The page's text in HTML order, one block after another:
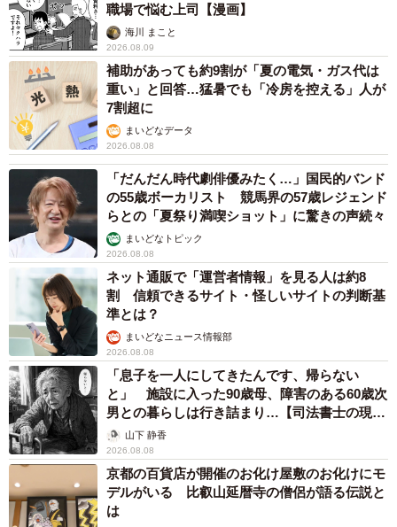
職場で悩む上司【漫画】
海川 まこと
2026.08.09
補助があっても約9割が「夏の電気・ガス代は
重い」と回答…猛暑でも「冷房を控える」人が
7割超に
まいどなデータ
2026.08.08
「だんだん時代劇俳優みたく…」国民的バンド
の55歳ボーカリスト 競馬界の57歳レジェンド
らとの「夏祭り満喫ショット」に驚きの声続々
まいどなトピック
2026.08.08
ネット通販で「運営者情報」を見る人は約8
割 信頼できるサイト・怪しいサイトの判断基
準とは？
まいどなニュース情報部
2026.08.08
「息子を一人にしてきたんです、帰らない
と」 施設に入った90歳母、障害のある60歳次
男との暮らしは行き詰まり…【司法書士の現場
から】山下 静香
2026.08.08
京都の百貨店が開催のお化け屋敷のお化けにモ
デルがいる 比叡山延暦寺の僧侶が語る伝説と
は